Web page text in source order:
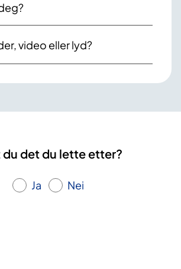
video eller lyd?
du det du lette etter?
Ja Nei